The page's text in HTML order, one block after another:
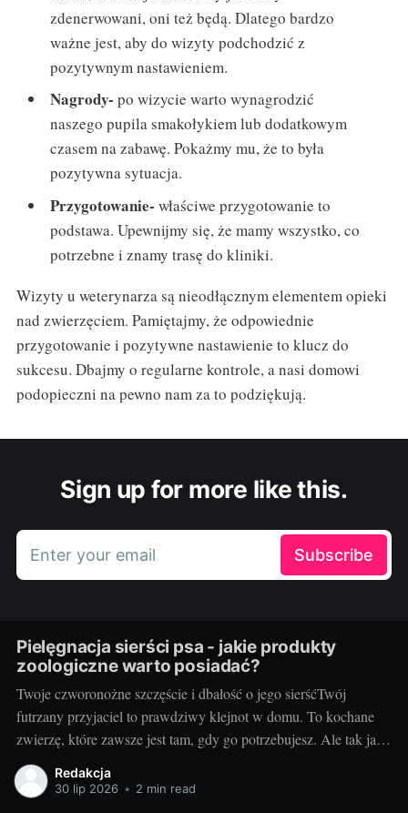
zdenerwowani, oni też będą. Dlatego bardzo
ważne jest, aby do wizyty podchodzić z
pozytywnym nastawieniem.
Nagrody- po wizycie warto wynagrodzić
naszego pupila smakołykiem lub dodatkowym
czasem na zabawę. Pokażmy mu, że to była
pozytywna sytuacja.
Przygotowanie- właściwe przygotowanie to
podstawa. Upewnijmy się, że mamy wszystko, co
potrzebne i znamy trasę do kliniki.
Wizyty u weterynarza są nieodłącznym elementem opieki
nad zwierzęciem. Pamiętajmy, że odpowiednie
przygotowanie i pozytywne nastawienie to klucz do
sukcesu. Dbajmy o regularne kontrole, a nasi domowi
podopieczni na pewno nam za to podziękują.
Sign up for more like this.
Enter your email Subscribe
Pielęgnacja sierści psa - jakie produkty
zoologiczne warto posiadać?
Twoje czworonożne szczęście i dbałość o jego sierśćTwój
futrzany przyjaciel to prawdziwy klejnot w domu. To kochane
zwierzę, które zawsze jest tam, gdy go potrzebujesz. Ale tak jak
Ty dbasz o swój wygląd, tak samo powinieneś dobrze zadbać o
sierść swojego pupila. Dbałość o sierść psa jest kluczowa dla
Redakcja
30 lip 2026 • 2 min read